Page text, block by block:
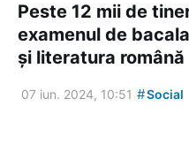
Peste 12 mii de
examenul de
și literatura română
07 iun. 2024, 10:51 #Social